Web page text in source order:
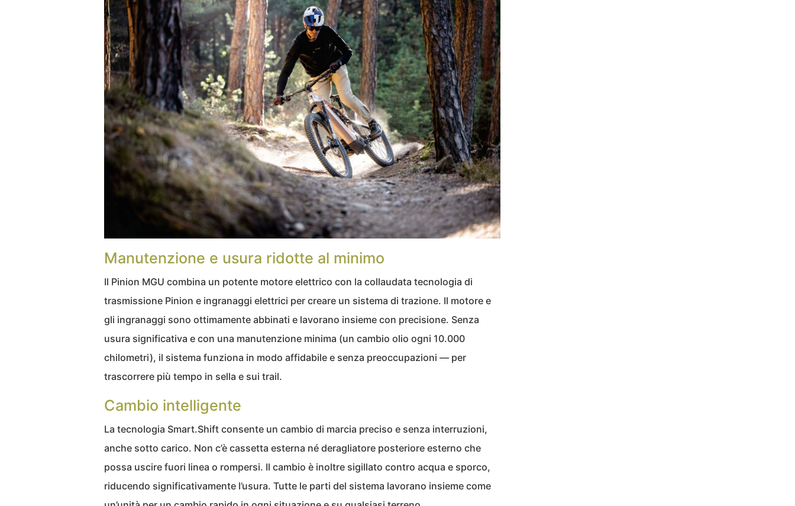
Manutenzione e usura ridotte al minimo
Il Pinion MGU combina un potente motore elettrico con la collaudata tecnologia di
trasmissione Pinion e ingranaggi elettrici per creare un sistema di trazione. Il motore e
gli ingranaggi sono ottimamente abbinati e lavorano insieme con precisione. Senza
usura significativa e con una manutenzione minima (un cambio olio ogni 10.000
chilometri), il sistema funziona in modo affidabile e senza preoccupazioni — per
trascorrere più tempo in sella e sui trail.
Cambio intelligente
La tecnologia Smart.Shift consente un cambio di marcia preciso e senza interruzioni,
anche sotto carico. Non c’è cassetta esterna né deragliatore posteriore esterno che
possa uscire fuori linea o rompersi. Il cambio è inoltre sigillato contro acqua e sporco,
riducendo significativamente l’usura. Tutte le parti del sistema lavorano insieme come